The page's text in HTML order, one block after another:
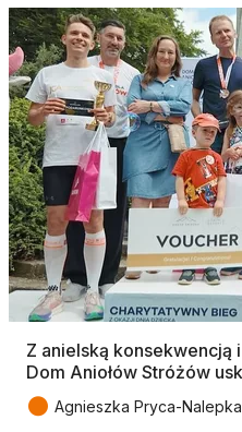
Z anielską konsekwencją
Dom Aniołów Stróżów
● Agnieszka Pryca-